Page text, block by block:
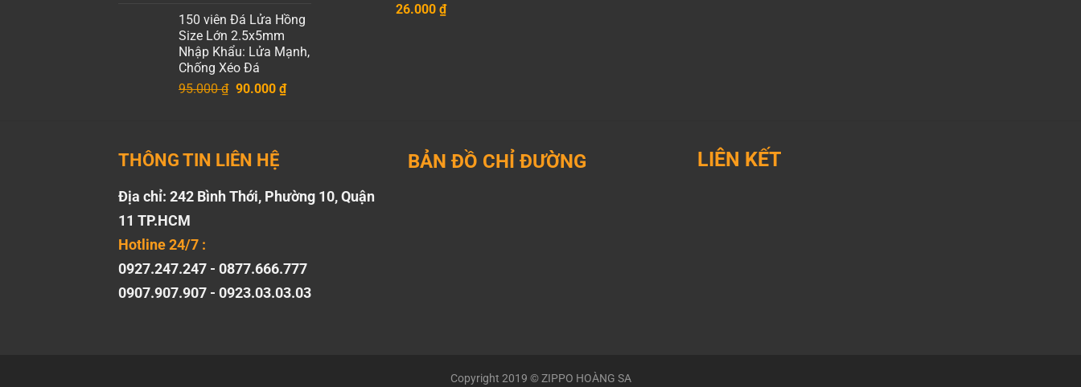
là:
95.000 ₫.
tại
85.000 ₫.
150 viên Đá Lửa Hồng
Size Lớn 2.5x5mm
Nhập Khẩu: Lửa Mạnh,
Chống Xéo Đá
95.000₫ Giá
90.000 ₫Giá
26.000 ₫
THÔNG TIN LIÊN HỆ
Địa chỉ: 242 Bình Thới, Phường 10, Quận
11 TP.HCM
Hotline 24/7 :
0927.247.247 - 0877.666.777
0907.907.907 - 0923.03.03.03
BẢN ĐỒ CHỈ ĐƯỜNG LIÊN KẾT
Copyright 2019 © ZIPPO HOÀNG SA